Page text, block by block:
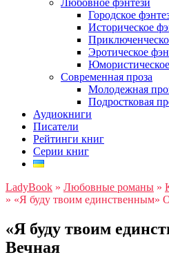
Любовное фэнтези
Городское
Историческое
Эротическое
Современная проза
Молодежная
Подростковая
Аудиокниги
Писатели
Рейтинги книг
Серии книг
LadyBook » Любовные романы »
» «Я буду твоим единственным»
«Я буду твоим
Вечная